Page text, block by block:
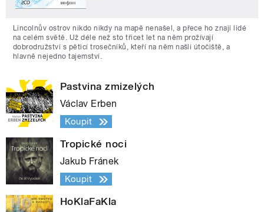
Lincolnův ostrov nikdo nikdy na mapě nenašel, a přece ho znají lidé
na celém světě. Už déle než sto třicet let na něm prožívají
dobrodružství s pěticí trosečníků, kteří na něm našli útočiště, a
hlavně nejedno tajemství.
Pastvina zmizelých
Václav Erben
Koupit
Tropické noci
Jakub Fránek
Koupit
HoKlaFaKla